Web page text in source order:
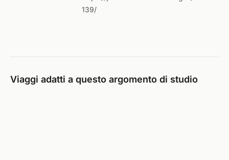
139/
Viaggi adatti a questo argomento di studio